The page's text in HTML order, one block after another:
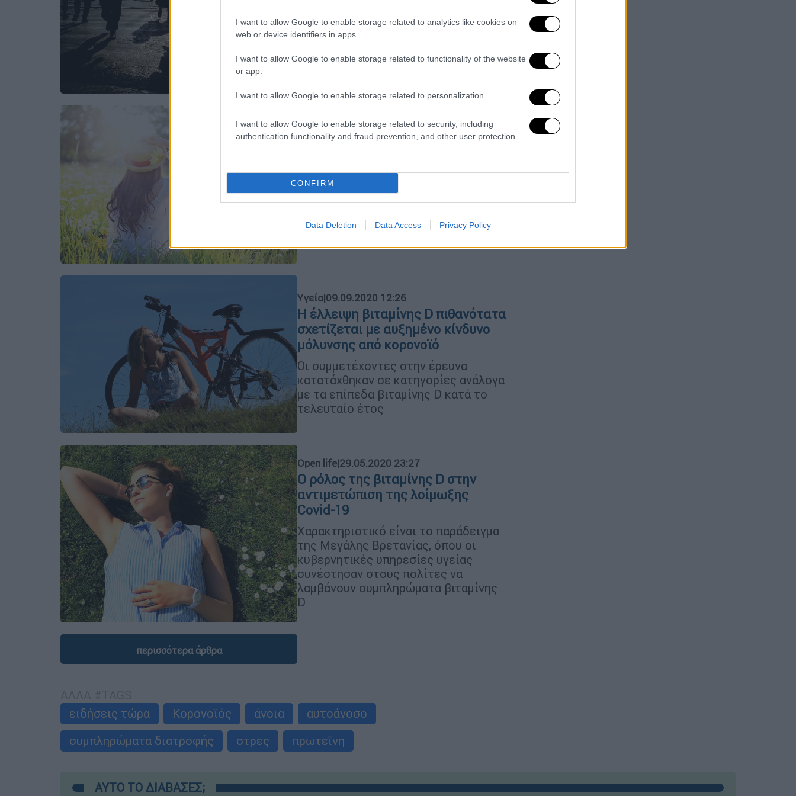
I want to allow Google to enable storage related to analytics like cookies on
web or device identifiers in apps.
I want to allow Google to enable storage related to functionality of the website
or app.
I want to allow Google to enable storage related to personalization.
I want to allow Google to enable storage related to security, including
authentication functionality and fraud prevention, and other user protection.
CONFIRM
Data Deletion Data Access Privacy Policy
Η μείωση του κινδύνου ισχύει είτε τα
συμπληρώματα βιταμίνης D
συνδυασμό με ωμέγα-3 λιπαρά οξέα
Υγεία|06.04.2021 21:01
Υπάρχει κάποια λογική πίσω από το
γιατί η βιταμίνη D μπορεί να είναι
χρήσιμη για τη θεραπεία ή την
πρόληψη της Covid
Υγεία|09.09.2020 12:26
Η έλλειψη βιταμίνης D πιθανότατα
σχετίζεται με αυξημένο κίνδυνο
μόλυνσης από κορονοϊό
Οι συμμετέχοντες στην έρευνα
κατατάχθηκαν σε κατηγορίες ανάλογα
με τα επίπεδα βιταμίνης D κατά το
τελευταίο έτος
Open life|29.05.2020 23:27
Ο ρόλος της βιταμίνης D στην
αντιμετώπιση της λοίμωξης
Covid-19
Χαρακτηριστικό είναι το παράδειγμα
της Μεγάλης Βρετανίας, όπου οι
κυβερνητικές υπηρεσίες υγείας
συνέστησαν στους πολίτες να
λαμβάνουν συμπληρώματα βιταμίνης
D
περισσότερα άρθρα
ειδήσεις τώρα
Κορονοϊός άνοια
αυτοάνοσο
συμπληρώματα διατροφής
στρες πρωτεΐνη
ΑΥΤΟ ΤΟ ΔΙΑΒΑΣΕΣ;